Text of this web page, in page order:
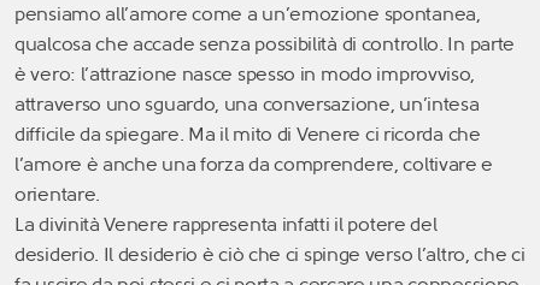
pensiamo all’amore come a un’emozione spontanea,
qualcosa che accade senza possibilità di controllo. In parte
è vero: l’attrazione nasce spesso in modo improvviso,
attraverso uno sguardo, una conversazione, un’intesa
difficile da spiegare. Ma il mito di Venere ci ricorda che
l’amore è anche una forza da comprendere, coltivare e
orientare.
La divinità Venere rappresenta infatti il potere del
desiderio. Il desiderio è ciò che ci spinge verso l’altro, che ci